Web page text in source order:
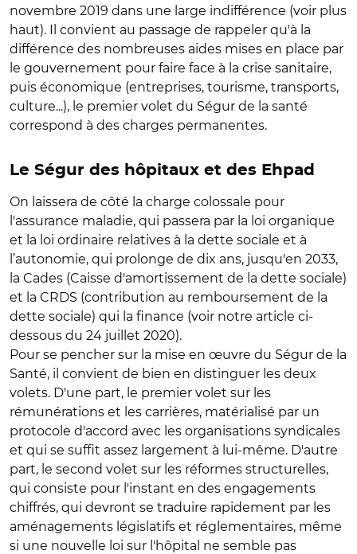
novembre 2019 dans une large indifférence (voir plus
haut). Il convient au passage de rappeler qu'à la
différence des nombreuses aides mises en place par
le gouvernement pour faire face à la crise sanitaire,
puis économique (entreprises, tourisme, transports,
culture...), le premier volet du Ségur de la santé
correspond à des charges permanentes.
Le Ségur des hôpitaux et des Ehpad
On laissera de côté la charge colossale pour
l'assurance maladie, qui passera par la loi organique
et la loi ordinaire relatives à la dette sociale et à
l’autonomie, qui prolonge de dix ans, jusqu'en 2033,
la Cades (Caisse d'amortissement de la dette sociale)
et la CRDS (contribution au remboursement de la
dette sociale) qui la finance (voir notre article ci-
dessous du 24 juillet 2020).
Pour se pencher sur la mise en œuvre du Ségur de la
Santé, il convient de bien en distinguer les deux
volets. D'une part, le premier volet sur les
rémunérations et les carrières, matérialisé par un
protocole d'accord avec les organisations syndicales
et qui se suffit assez largement à lui-même. D'autre
part, le second volet sur les réformes structurelles,
qui consiste pour l'instant en des engagements
chiffrés, qui devront se traduire rapidement par les
aménagements législatifs et réglementaires, même
si une nouvelle loi sur l'hôpital ne semble pas